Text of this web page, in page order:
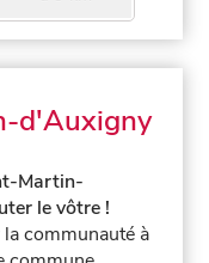
d'Auxigny
Martin-
le vôtre !
communauté à